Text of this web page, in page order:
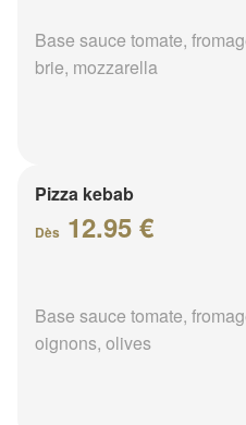
Base sauce tomate,
brie, mozzarella
Pizza kebab
Dès 12.95 €
Base sauce tomate,
oignons, olives